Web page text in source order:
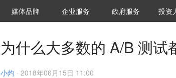
媒体品牌 36Kr研究院
企业服务 城市之窗
政府服务 VClub投
投资机
投资
为什么大多数的 A/B 测试
小灼 · 2018年06月15日 11:00